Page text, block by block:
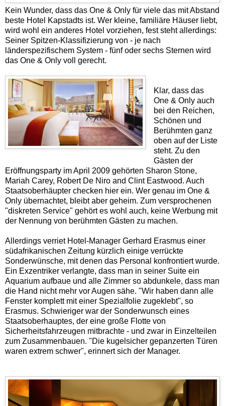
Kein Wunder, dass das One & Only für viele das mit Abstand
beste Hotel Kapstadts ist. Wer kleine, familiäre Häuser liebt,
wird wohl ein anderes Hotel vorziehen, fest steht allerdings:
Seiner Spitzen-Klassifizierung von - je nach
länderspezifischem System - fünf oder sechs Sternen wird
das One & Only voll gerecht.
Klar, dass das
One & Only auch
bei den Reichen,
Schönen und
Berühmten ganz
oben auf der Liste
steht. Zu den
Gästen der
Eröffnungsparty im April 2009 gehörten Sharon Stone,
Mariah Carey, Robert De Niro and Clint Eastwood. Auch
Staatsoberhäupter checken hier ein. Wer genau im One &
Only übernachtet, bleibt aber geheim. Zum versprochenen
"diskreten Service" gehört es wohl auch, keine Werbung mit
der Nennung von berühmten Gästen zu machen.
Allerdings verriet Hotel-Manager Gerhard Erasmus einer
südafrikanischen Zeitung kürzlich einige verrückte
Sonderwünsche, mit denen das Personal konfrontiert wurde.
Ein Exzentriker verlangte, dass man in seiner Suite ein
Aquarium aufbaue und alle Zimmer so abdunkele, dass man
die Hand nicht mehr vor Augen sähe. "Wir haben dann alle
Fenster komplett mit einer Spezialfolie zugeklebt", so
Erasmus. Schwieriger war der Sonderwunsch eines
Staatsoberhauptes, der eine große Flotte von
Sicherheitsfahrzeugen mitbrachte - und zwar in Einzelteilen
zum Zusammenbauen. "Die kugelsicher gepanzerten Türen
waren extrem schwer", erinnert sich der Manager.